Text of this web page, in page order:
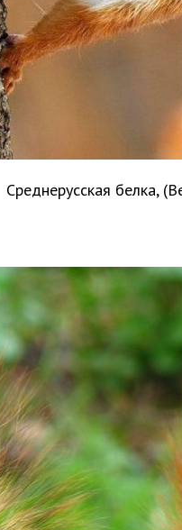
Среднерусская белка,